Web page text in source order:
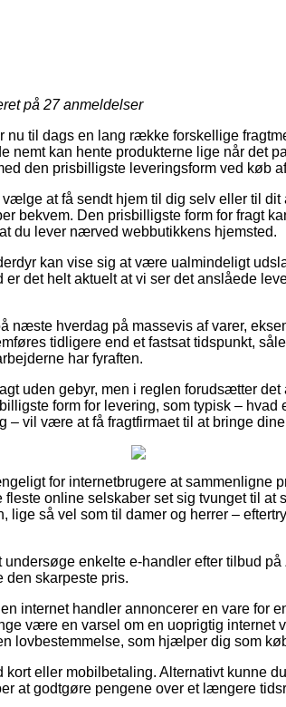
på 27anmeldelser
nu til dags en lang række forskellige
nemt kan hente produkterne lige når det
den prisbilligste leveringsform ved køb
at få sendt hjem til dig selv eller til
bekvem. Den prisbilligste form for fragt
du lever nærved webbutikkens hjemsted.
kan vise sig at være ualmindeligt
det helt aktuelt at vi ser det anslåede
næste hverdag på massevis af varer,
tidligere end et fastsat tidspunkt,
har fyraften.
uden gebyr, men i reglen forudsætter det
form for levering, som typisk – hvad
– vil være at få fragtfirmaet til at bringe
for internetbrugere at sammenligne
online selskaber set sig tvunget til at
lige så vel som til damer og herrer –
enkelte e-handler efter tilbud
den skarpeste pris.
internet handler annoncerer en vare for
være en varsel om en uoprigtig internet
lovbestemmelse, som hjælper dig som
eller mobilbetaling. Alternativt kunne
at godtgøre pengene over et længere